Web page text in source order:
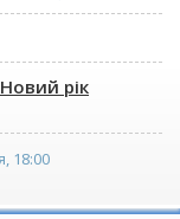
рік
18:00